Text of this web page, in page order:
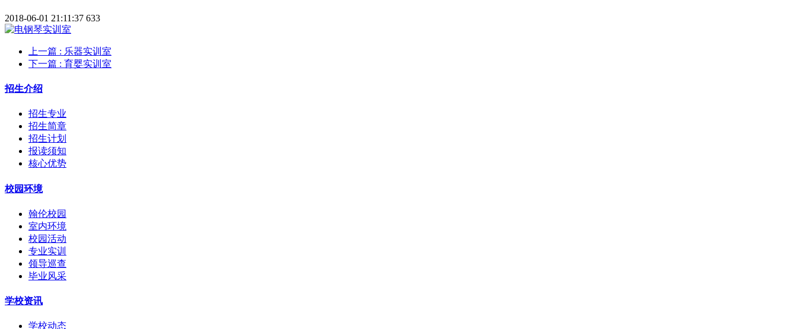
2018-06-01 21:11:37 633
上一篇 : 乐器实训室
下一篇 : 育婴实训室
招生介绍
招生专业
招生简章
招生计划
报读须知
核心优势
校园环境
翰伦校园
室内环境
校园活动
专业实训
领导巡查
毕业风采
学校资讯
学校动态